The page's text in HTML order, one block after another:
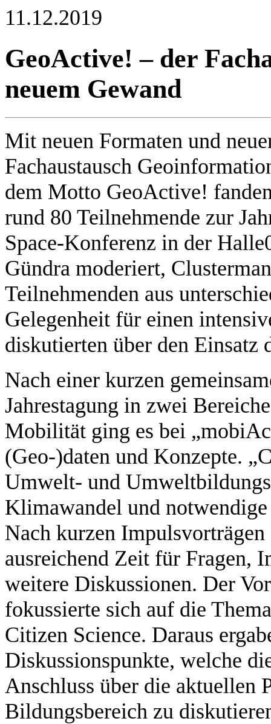
11.12.2019
GeoActive! – der
neuem Gewand
Mit neuen Formaten und
Fachaustausch
dem Motto GeoActive!
rund 80 Teilnehmende zur
Space-Konferenz in der
Gündra moderiert,
Teilnehmenden aus
Gelegenheit für einen
diskutierten über den
Nach einer kurzen
Jahrestagung in zwei
Mobilität ging es bei
(Geo-)daten und Konzepte.
Umwelt- und
Klimawandel und
Nach kurzen
ausreichend Zeit für Fragen,
weitere Diskussionen. Der
fokussierte sich auf die
Citizen Science. Daraus
Diskussionspunkte, welche
Anschluss über die aktuellen
Bildungsbereich zu